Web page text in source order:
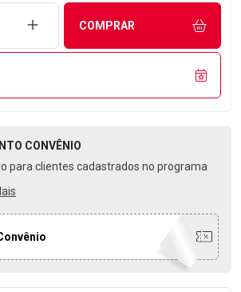
UNIDADEAUMENTAR UMA UNIDADE
COMPRAR
CONVÊNIO
para clientes cadastrados no programa